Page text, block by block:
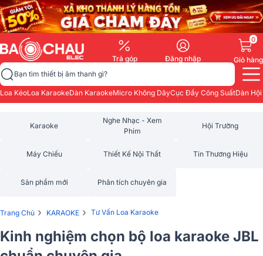
Trả góp Đăng nhập
0
Giỏ hàng
Bạn tìm thiết bị âm thanh gì?
Loa KéoLoa KaraokeDàn KaraokeMicro Không DâyCục Đẩy Công SuấtDàn
Karaoke
Nghe Nhạc - Xem
Phim
Hội Trường
Máy Chiếu Thiết Kế Nội Thất Tin Thương Hiệu
Sản phẩm mới Phân tích chuyên gia
Trang Chủ › KARAOKE › Tư Vấn Loa Karaoke
Kinh nghiệm chọn bộ loa karaoke JBL